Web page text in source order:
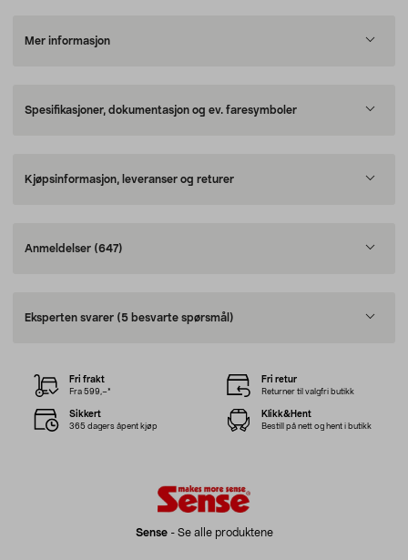
Mer informasjon
Spesifikasjoner, dokumentasjon og ev. faresymboler
Kjøpsinformasjon, leveranser og returer
Anmeldelser (647)
Eksperten svarer (5 besvarte spørsmål)
Sense- Se alle produktene
Fri frakt
Fra 599,–*
Fri retur
Returner til valgfri butikk
Sikkert
365 dagers åpent kjøp
Klikk&Hent
Bestill på nett og hent i butikk